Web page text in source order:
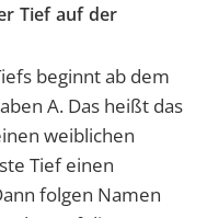
Tief auf der
beginnt ab dem
A. Das heißt das
weiblichen
Tief einen
folgen Namen